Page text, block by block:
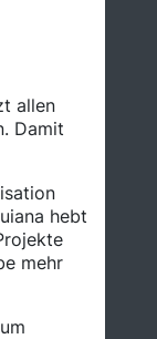
allen
Damit
hebt
mehr